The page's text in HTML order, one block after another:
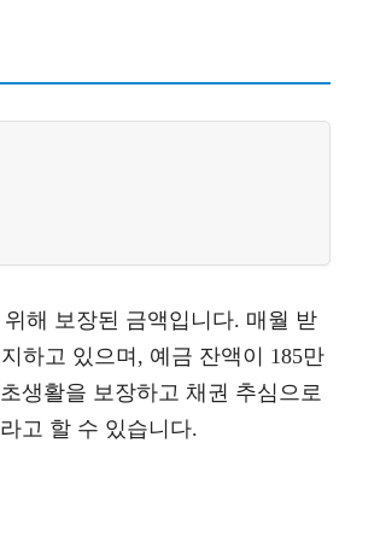
해 보장된 금액입니다. 매월 받
하고 있으며, 예금 잔액이 185만
생활을 보장하고 채권 추심으로
고 할 수 있습니다.